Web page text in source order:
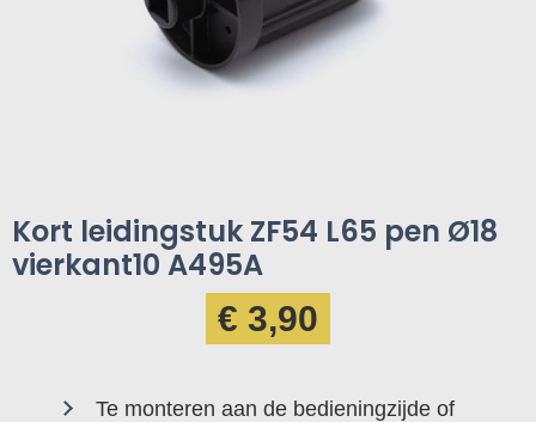
Kort leidingstuk ZF54 L65 pen Ø18
vierkant10 A495A
€ 3,90
Te monteren aan de bedieningzijde of